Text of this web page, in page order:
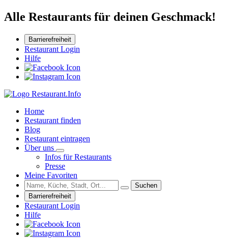
Alle Restaurants für deinen Geschmack!
Barrierefreiheit
Restaurant Login
Hilfe
Home
Restaurant finden
Blog
Restaurant eintragen
Über uns
Infos für Restaurants
Presse
Meine Favoriten
Suchen
Barrierefreiheit
Restaurant Login
Hilfe